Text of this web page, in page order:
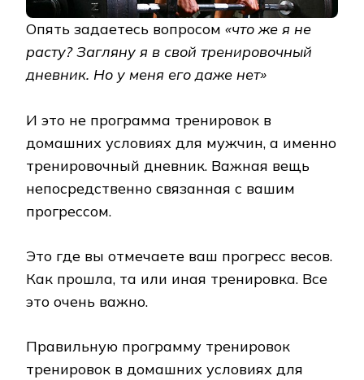
Опять задаетесь вопросом «что же я не
расту? Загляну я в свой тренировочный
дневник. Но у меня его даже нет»
И это не программа тренировок в
домашних условиях для мужчин, а именно
тренировочный дневник. Важная вещь
непосредственно связанная с вашим
прогрессом.
Это где вы отмечаете ваш прогресс весов.
Как прошла, та или иная тренировка. Все
это очень важно.
Правильную программу тренировок
тренировок в домашних условиях для